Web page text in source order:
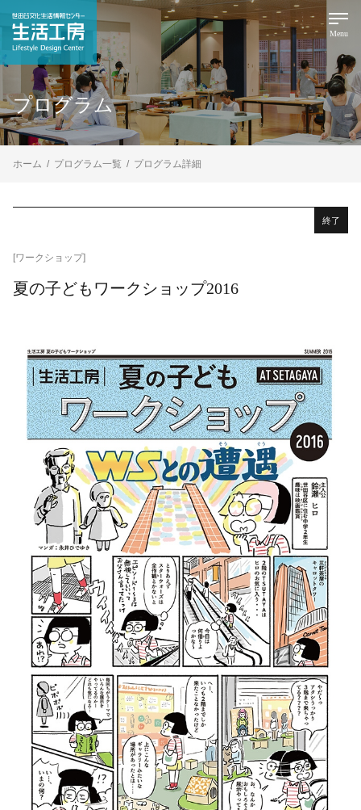
Menu
プログラム
ホーム プログラム一覧 プログラム詳細
終了
[ワークショップ]
夏の子どもワークショップ2016